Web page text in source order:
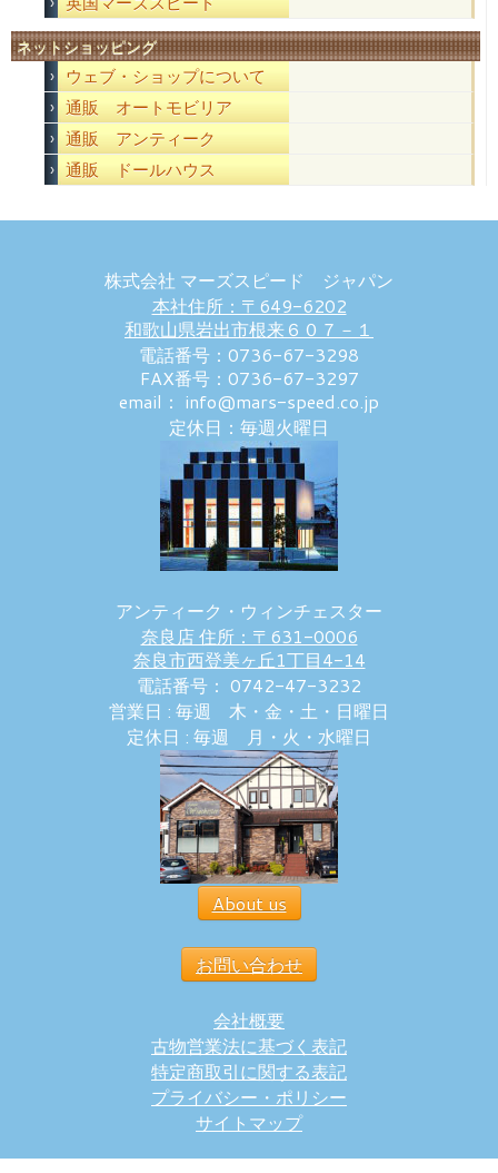
ネットショッピング
ウェブ・ショップについて
通販 オートモビリア
通販 アンティーク
通販 ドールハウス
株式会社 マーズスピード ジャパン
本社住所：〒649-6202
和歌山県岩出市根来６０７－１
電話番号：0736-67-3298
FAX番号：0736-67-3297
email： info@mars-speed.co.jp
定休日：毎週火曜日
アンティーク・ウィンチェスター
奈良店 住所：〒631-0006
奈良市西登美ヶ丘1丁目4-14
電話番号： 0742-47-3232
営業日 : 毎週 木・金・土・日曜日
定休日 : 毎週 月・火・水曜日
About us
お問い合わせ
会社概要
古物営業法に基づく表記
特定商取引に関する表記
プライバシー・ポリシー
サイトマップ